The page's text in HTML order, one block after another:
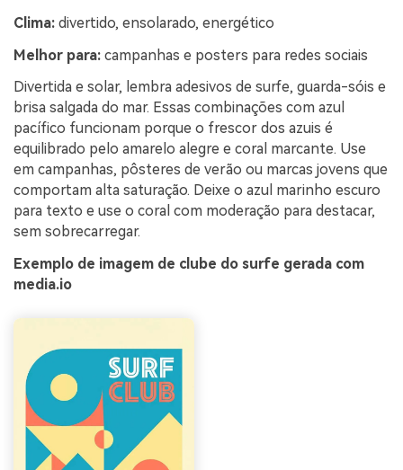
Clima: divertido, ensolarado, energético
Melhor para: campanhas e posters para redes sociais
Divertida e solar, lembra adesivos de surfe, guarda-sóis e
brisa salgada do mar. Essas combinações com azul
pacífico funcionam porque o frescor dos azuis é
equilibrado pelo amarelo alegre e coral marcante. Use
em campanhas, pôsteres de verão ou marcas jovens que
comportam alta saturação. Deixe o azul marinho escuro
para texto e use o coral com moderação para destacar,
sem sobrecarregar.
Exemplo de imagem de clube do surfe gerada com
media.io